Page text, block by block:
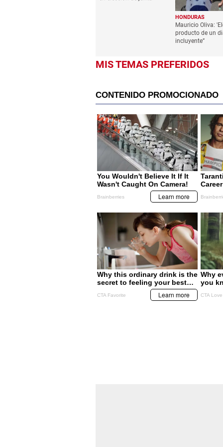
HONDURAS
Mauricio Oliva:
producto de un
incluyente”
MIS TEMAS PREFERIDOS